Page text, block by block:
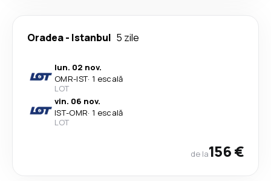
Oradea- Istanbul 5 zile
lun. 02 nov.
OMR-IST· 1 escală
LOT
vin. 06 nov.
IST-OMR· 1 escală
LOT
de la156 €